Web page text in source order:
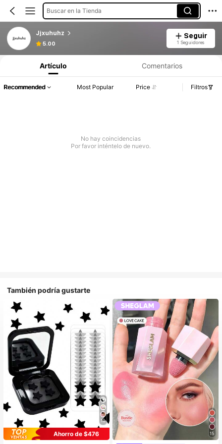
Buscar en la Tienda
Jjxuhuhz
5.00
Seguir
1 Seguidores
Artículo Comentarios
Recommended Most Popular Price Filtros
No hay coincidencias
Por favor inténtelo de nuevo.
También podría gustarte
10
Ahorro de $476
15